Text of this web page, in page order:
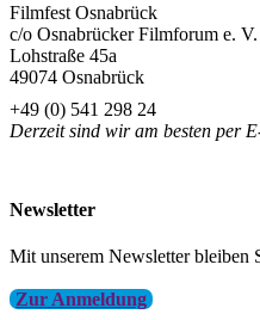
Filmfest Osnabrück
c/o Osnabrücker Filmforum e. V.
Lohstraße 45a
49074 Osnabrück
+49 (0) 541 298 24
Derzeit sind wir am besten per
Newsletter
Mit unserem Newsletter bleiben
Zur Anmeldung